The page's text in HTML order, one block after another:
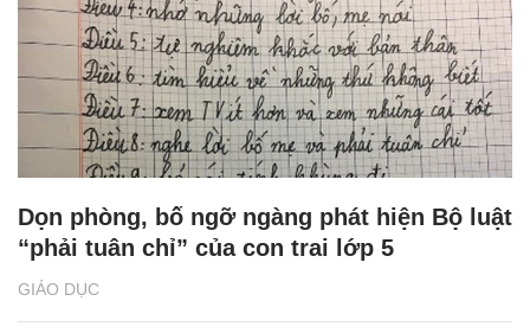
GIÁO DỤC
Dọn phòng, bố ngỡ ngàng phát hiện Bộ luật
“phải tuân chỉ” của con trai lớp 5